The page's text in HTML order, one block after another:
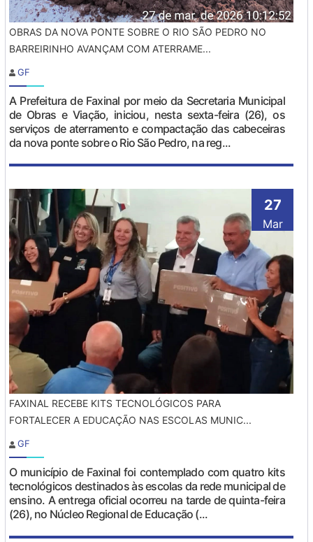
OBRAS DA NOVA PONTE SOBRE O RIO SÃO PEDRO NO
BARREIRINHO AVANÇAM COM ATERRAME...
GF
A Prefeitura de Faxinal por meio da Secretaria Municipal
de Obras e Viação, iniciou, nesta sexta-feira (26), os
serviços de aterramento e compactação das cabeceiras
da nova ponte sobre o Rio São Pedro, na reg...
27
Mar
FAXINAL RECEBE KITS TECNOLÓGICOS PARA
FORTALECER A EDUCAÇÃO NAS ESCOLAS MUNIC...
GF
O município de Faxinal foi contemplado com quatro kits
tecnológicos destinados às escolas da rede municipal de
ensino. A entrega oficial ocorreu na tarde de quinta-feira
(26), no Núcleo Regional de Educação (...